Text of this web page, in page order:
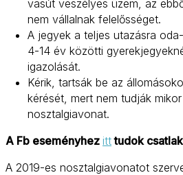
vasút veszélyes üzem, az
nem vállalnak felelősséget.
A jegyek a teljes utazásra
4-14 év közötti
igazolását.
Kérik, tartsák be az
kérését, mert nem tudják
nosztalgiavonat.
A Fb eseményhez itttudok
A 2019-es nosztalgiavonatot